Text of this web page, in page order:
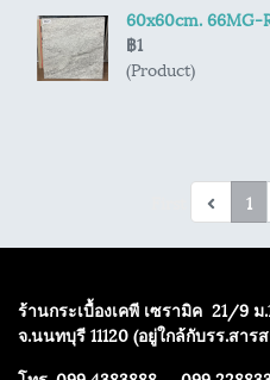
60x60cm. 66MG-
฿1
(Product)
1
ร้านกระเบื้องเคพี เซรามิค 21/9 ม
จ.นนทบุรี 11120 (อยู่ใกล้กับรร.สา